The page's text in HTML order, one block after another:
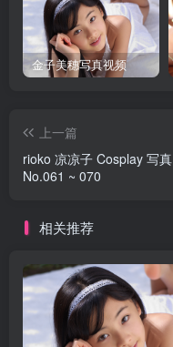
金子美穗写真视频
上一篇
rioko 凉凉子 Cosplay 写真
No.061 ~ 070
相关推荐